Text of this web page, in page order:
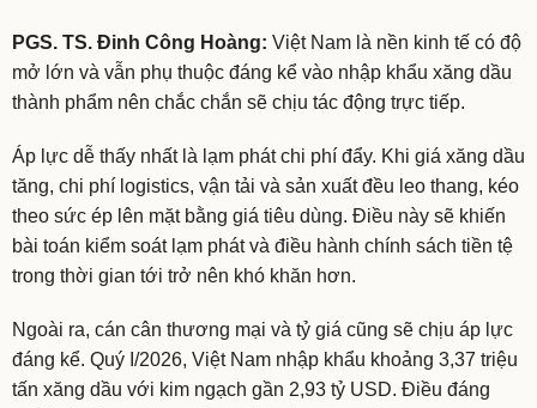
PGS. TS. Đinh Công Hoàng: Việt Nam là nền kinh tế có độ
mở lớn và vẫn phụ thuộc đáng kể vào nhập khẩu xăng dầu
thành phẩm nên chắc chắn sẽ chịu tác động trực tiếp.
Áp lực dễ thấy nhất là lạm phát chi phí đẩy. Khi giá xăng dầu
tăng, chi phí logistics, vận tải và sản xuất đều leo thang, kéo
theo sức ép lên mặt bằng giá tiêu dùng. Điều này sẽ khiến
bài toán kiểm soát lạm phát và điều hành chính sách tiền tệ
trong thời gian tới trở nên khó khăn hơn.
Ngoài ra, cán cân thương mại và tỷ giá cũng sẽ chịu áp lực
đáng kể. Quý I/2026, Việt Nam nhập khẩu khoảng 3,37 triệu
tấn xăng dầu với kim ngạch gần 2,93 tỷ USD. Điều đáng